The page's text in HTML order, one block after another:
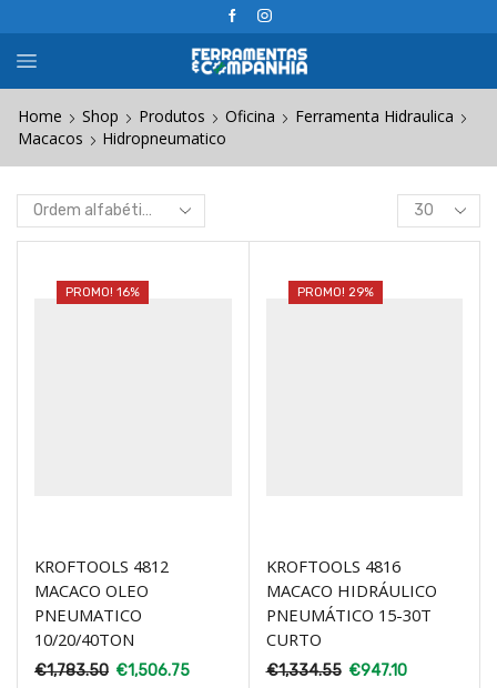
Home Shop Produtos Oficina
Ferramenta Hidraulica
Macacos
Hidropneumatico
Products
per
PROMO! 16%
KROFTOOLS 4812
MACACO OLEO
PNEUMATICO
10/20/40TON
€1,783.50 €1,506.75
PROMO! 29%
KROFTOOLS 4816
MACACO HIDRÁULICO
PNEUMÁTICO 15-30T
CURTO
€1,334.55 €947.10